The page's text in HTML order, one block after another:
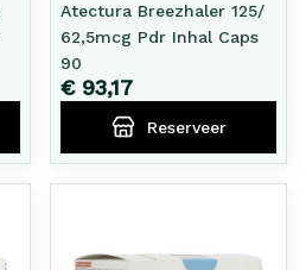
Atectura Breezhaler 125/
62,5mcg Pdr Inhal Caps
90
€ 93,17
Reserveer